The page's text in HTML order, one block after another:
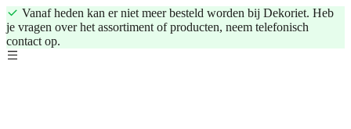
Vanaf heden kan er niet meer besteld worden bij Dekoriet. Heb
je vragen over het assortiment of producten, neem telefonisch
contact op.